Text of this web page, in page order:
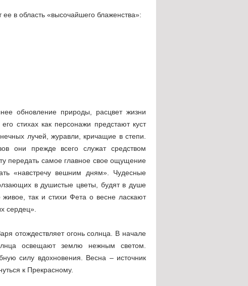
в область «высочайшего блаженства»:
обновление природы, расцвет жизни
стихах как персонажи предстают куст
лучей, журавли, кричащие в степи.
они прежде всего служат средством
передать самое главное свое ощущение
«навстречу вешним дням». Чудесные
в душистые цветы, будят в душе
живое, так и стихи Фета о весне ласкают
сердец».
отождествляет огонь солнца. В начале
освещают землю нежным светом.
силу вдохновения. Весна – источник
к Прекрасному.